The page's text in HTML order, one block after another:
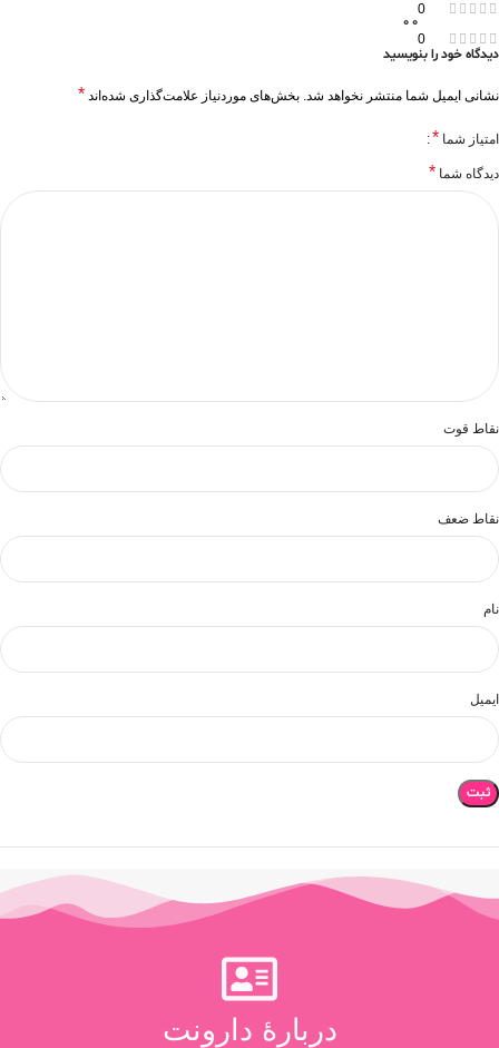
0
0
0
0
دیدگاه خود را بنویسید
نشانی ایمیل شما منتشر نخواهد شد. بخش‌های موردنیاز علامت‌گذاری شده‌اند *
امتیاز شما *
دیدگاه شما *
نقاط قوت
نقاط ضعف
نام
ایمیل
دربارۀ دارونت